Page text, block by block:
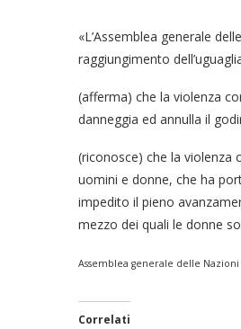
«L’Assemblea generale
raggiungimento
(afferma) che la violenza
danneggia ed annulla il
(riconosce) che la violenza
uomini e donne, che ha
impedito il pieno
mezzo dei quali le donne
Assemblea generale delle
Correlati